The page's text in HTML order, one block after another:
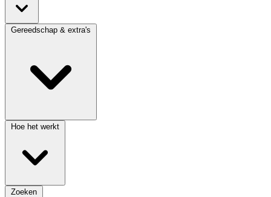
Gereedschap & extra's
Hoe het werkt
Zoeken